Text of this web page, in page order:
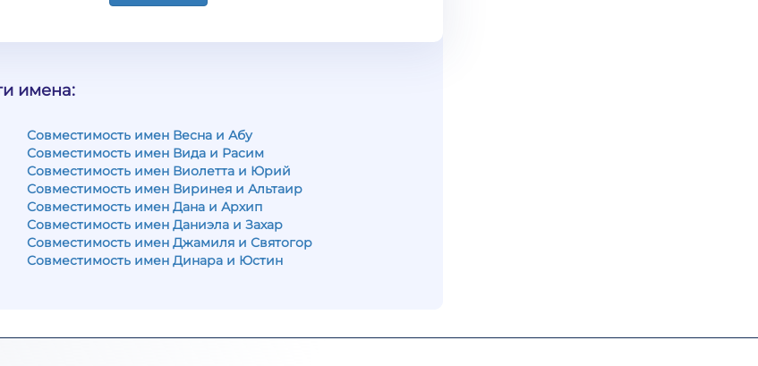
имена:
Совместимость имен Весна и Абу
Совместимость имен Вида и Расим
Совместимость имен Виолетта и Юрий
Совместимость имен Виринея и Альтаир
Совместимость имен Дана и Архип
Совместимость имен Даниэла и Захар
Совместимость имен Джамиля и Святогор
Совместимость имен Динара и Юстин